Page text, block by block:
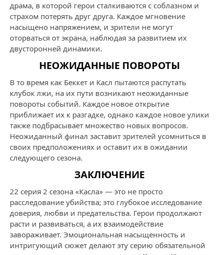
драма, в которой герои сталкиваются с соблазном и
страхом потерять друг друга. Каждое мгновение
насыщено напряжением, и зрители не могут
оторваться от экрана, наблюдая за развитием их
двусторонней динамики.
НЕОЖИДАННЫЕ ПОВОРОТЫ
В то время как Беккет и Касл пытаются распутать
клубок лжи, на их пути возникают неожиданные
повороты событий. Каждое новое открытие
приближает их к разгадке, однако каждое новое улики
также подбрасывает множество новых вопросов.
Неожиданный финал заставит зрителей усомниться в
своих предположениях и оставит их в ожидании
следующего сезона.
ЗАКЛЮЧЕНИЕ
22 серия 2 сезона «Касла» — это не просто
расследование убийства; это глубокое исследование
доверия, любви и предательства. Герои продолжают
расти и развиваться, а их взаимодействие
завораживает. Эмоциональная насыщенность и
интригующий сюжет делают эту серию обязательной